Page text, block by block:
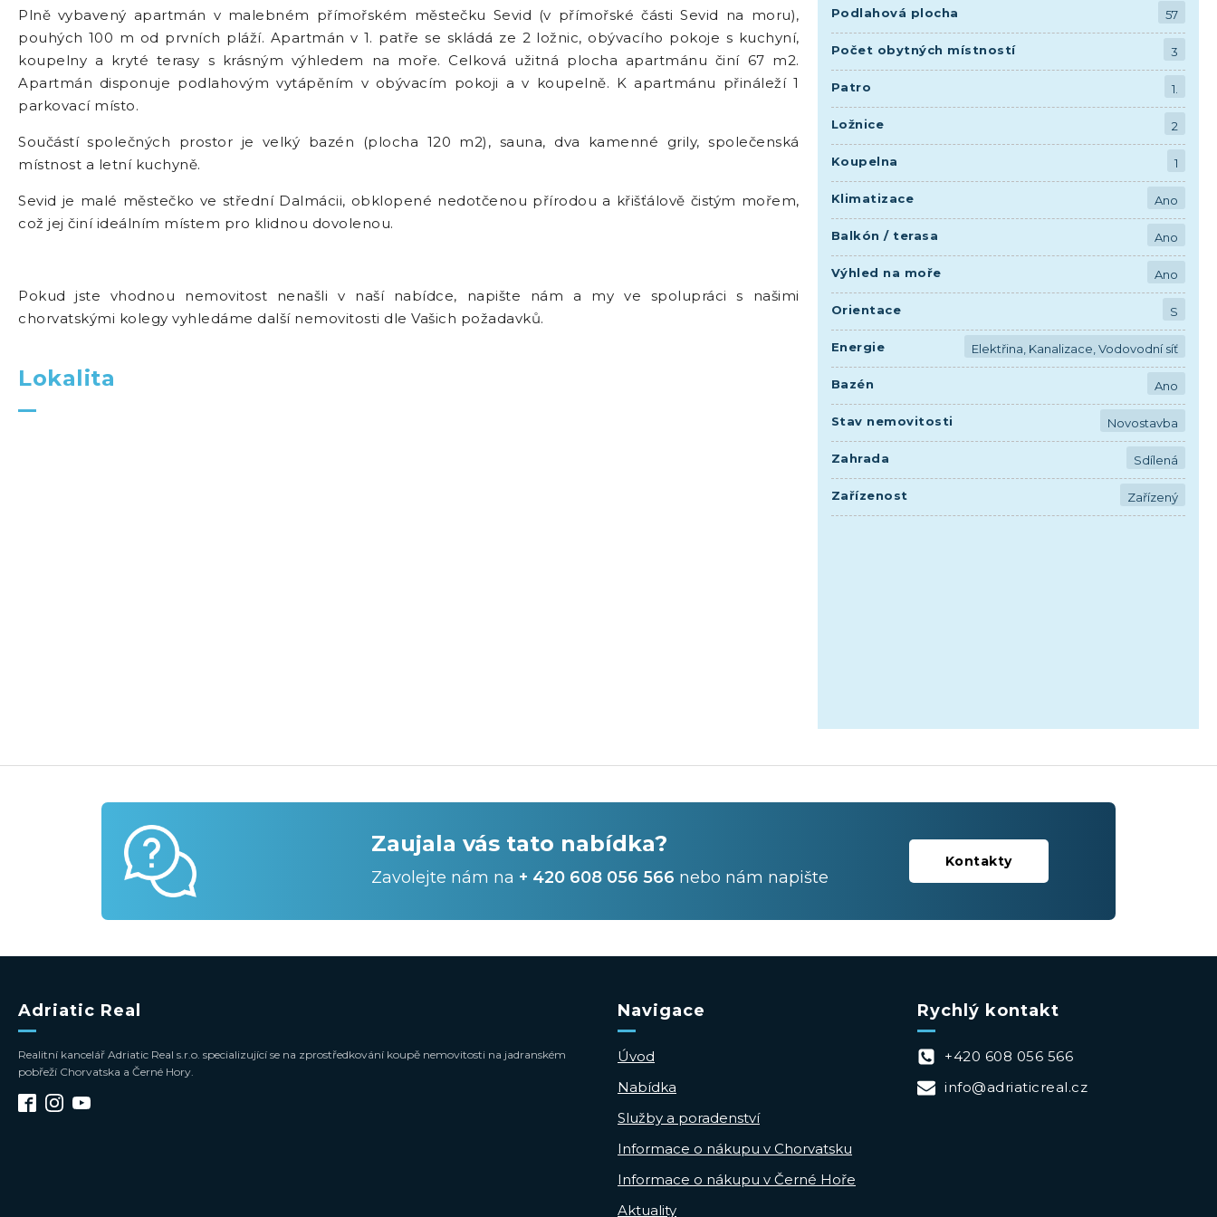
Plně vybavený apartmán v malebném přímořském městečku Sevid (v přímořské části Sevid na moru),
pouhých 100 m od prvních pláží. Apartmán v 1. patře se skládá ze 2 ložnic, obývacího pokoje s kuchyní,
koupelny a kryté terasy s krásným výhledem na moře. Celková užitná plocha apartmánu činí 67 m2.
Apartmán disponuje podlahovým vytápěním v obývacím pokoji a v koupelně. K apartmánu přináleží 1
parkovací místo.
Součástí společných prostor je velký bazén (plocha 120 m2), sauna, dva kamenné grily, společenská
místnost a letní kuchyně.
Sevid je malé městečko ve střední Dalmácii, obklopené nedotčenou přírodou a křišťálově čistým mořem,
což jej činí ideálním místem pro klidnou dovolenou.
Pokud jste vhodnou nemovitost nenašli v naší nabídce, napište nám a my ve spolupráci s našimi
chorvatskými kolegy vyhledáme další nemovitosti dle Vašich požadavků.
Lokalita
Podlahová plocha 57
Počet obytných místností 3
Patro 1.
Ložnice 2
Koupelna 1
Klimatizace Ano
Balkón / terasa Ano
Výhled na moře Ano
Orientace S
Energie Elektřina, Kanalizace, Vodovodní síť
Bazén Ano
Stav nemovitosti Novostavba
Zahrada Sdílená
Zařízenost Zařízený
Zaujala vás tato nabídka?
Zavolejte nám na + 420 608 056 566 nebo nám napište
Kontakty
Adriatic Real
Realitní kancelář Adriatic Real s.r.o. specializující se na zprostředkování koupě nemovitosti na jadranském
pobřeží Chorvatska a Černé Hory.
Navigace
Úvod
Nabídka
Služby a poradenství
Informace o nákupu v Chorvatsku
Informace o nákupu v Černé Hoře
Aktuality
Rychlý kontakt
+420 608 056 566
info@adriaticreal.cz